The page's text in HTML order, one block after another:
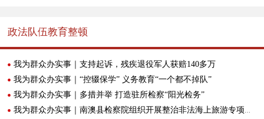
政法队伍教育整顿
我为群众办实事｜支持起诉，残疾退役军人获赔140多万
我为群众办实事｜“控辍保学” 义务教育“一个都不掉队”
我为群众办实事｜多措并举 打造驻所检察“阳光检务”
我为群众办实事｜南澳县检察院组织开展整治非法海上旅游专项行动